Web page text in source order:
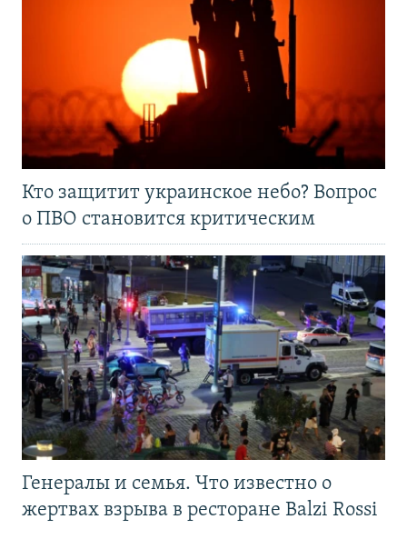
Кто защитит украинское небо? Вопрос
о ПВО становится критическим
Генералы и семья. Что известно о
жертвах взрыва в ресторане Balzi Rossi